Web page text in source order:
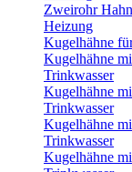
Zweirohr
Heizung
Kugelhähne
Kugelhähne
Trinkwasser
Kugelhähne
Trinkwasser
Kugelhähne
Trinkwasser
Kugelhähne